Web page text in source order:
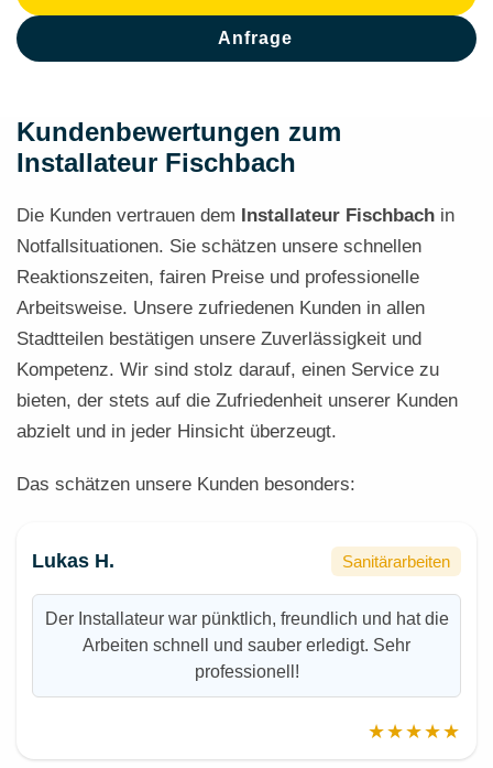
Anfrage
Kundenbewertungen zum
Installateur Fischbach
Die Kunden vertrauen dem Installateur Fischbach in
Notfallsituationen. Sie schätzen unsere schnellen
Reaktionszeiten, fairen Preise und professionelle
Arbeitsweise. Unsere zufriedenen Kunden in allen
Stadtteilen bestätigen unsere Zuverlässigkeit und
Kompetenz. Wir sind stolz darauf, einen Service zu
bieten, der stets auf die Zufriedenheit unserer Kunden
abzielt und in jeder Hinsicht überzeugt.
Das schätzen unsere Kunden besonders:
Lukas H. Sanitärarbeiten
Der Installateur war pünktlich, freundlich und hat die
Arbeiten schnell und sauber erledigt. Sehr
professionell!
★★★★★